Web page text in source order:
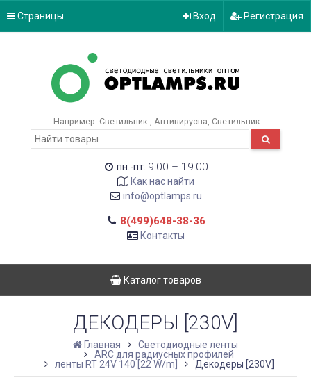
Страницы Вход Регистрация
Например: Светильник- Антивирусна Светильник-
пн.-пт. 9:00 – 19:00
Как нас найти
info@optlamps.ru
8(499)648-38-36
Контакты
Каталог товаров
ДЕКОДЕРЫ [230V]
Главная
Светодиодные ленты
ARC для радиусных профилей
ленты RT 24V 140 [22 W/m]
Декодеры [230V]